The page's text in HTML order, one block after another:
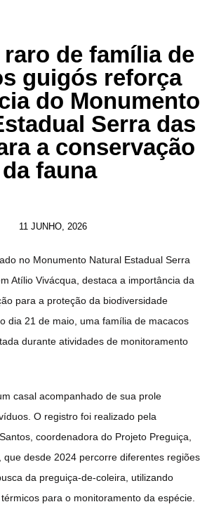
de família de
guigós reforça
do Monumento
Serra das
a conservação
da fauna
11 JUNHO, 2026
no Monumento Natural Estadual Serra
Atílio Vivácqua, destaca a importância da
para a proteção da biodiversidade
dia 21 de maio, uma família de macacos
durante atividades de monitoramento
casal acompanhado de sua prole
O registro foi realizado pela
coordenadora do Projeto Preguiça,
que desde 2024 percorre diferentes regiões
da preguiça-de-coleira, utilizando
para o monitoramento da espécie.